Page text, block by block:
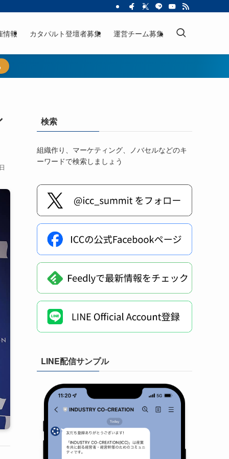
情報 カタパルト登壇者募集 運営チーム募集
検索
組織作り、マーケティング、ノバセルなどのキ
ーワードで検索しましょう
LINE配信サンプル